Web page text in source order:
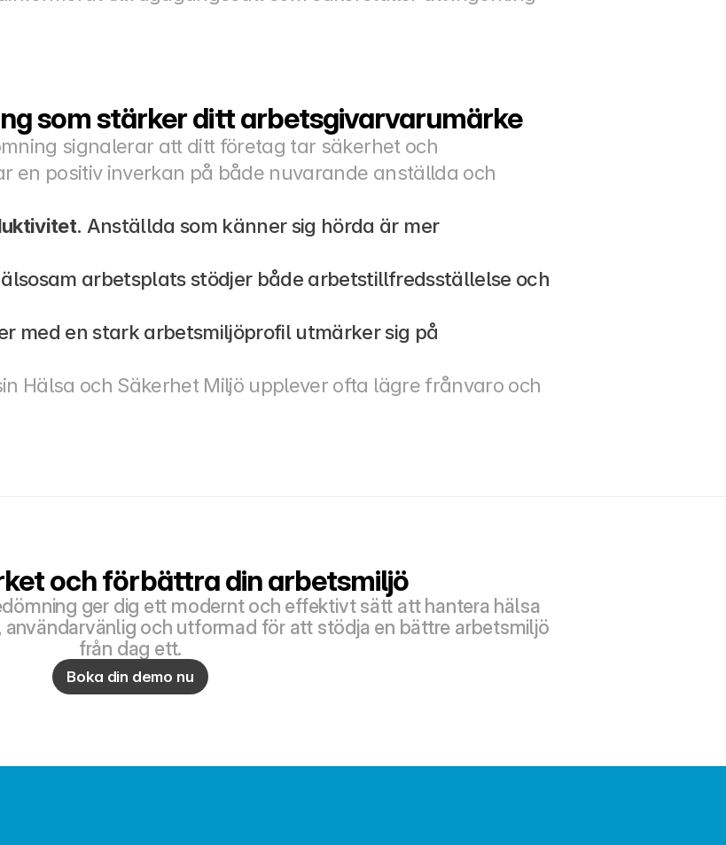
som stärker ditt arbetsgivarvarumärke
signalerar att ditt företag tar säkerhet och
en positiv inverkan på både nuvarande anställda och
. Anställda som känner sig hörda är mer
arbetsplats stödjer både arbetstillfredsställelse och
med en stark arbetsmiljöprofil utmärker sig på
Hälsa och Säkerhet Miljö upplever ofta lägre frånvaro och
och förbättra din arbetsmiljö
ger dig ett modernt och effektivt sätt att hantera hälsa
användarvänlig och utformad för att stödja en bättre arbetsmiljö
från dag ett.
Boka din demo nu